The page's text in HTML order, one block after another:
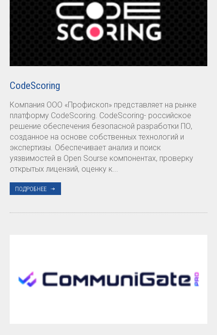
CodeScoring
Компания ООО «Профископ» представляет на рынке
платформу CodeScoring. CodeScoring- российское
решение обеспечения безопасной разработки ПО,
созданное на основе собственных технологий и
экспертизы. Обеспечивает анализ и поиск
уязвимостей в Open Sourse компонентах, проверку
открытых лицензий, оценку к...
ПОДРОБНЕЕ